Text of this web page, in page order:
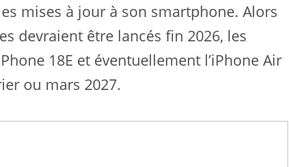
mises à jour à son smartphone. Alors
devraient être lancés fin 2026, les
18E et éventuellement l’iPhone Air
ou mars 2027.